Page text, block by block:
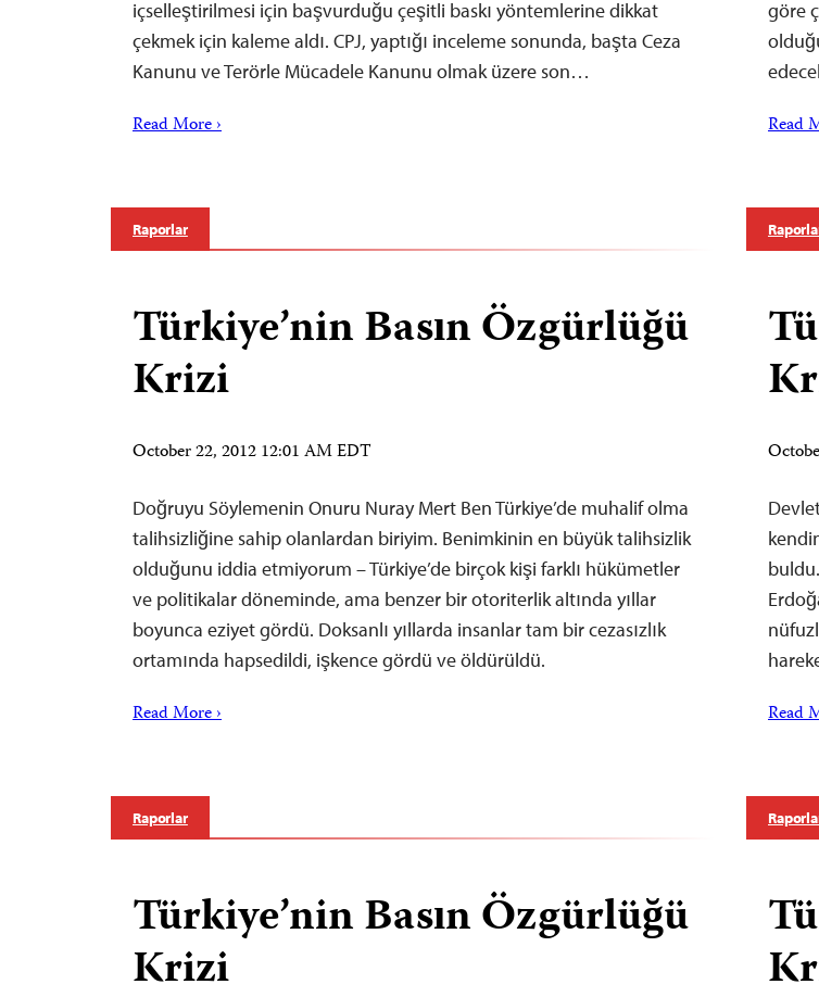
içselleştirilmesi için başvurduğu çeşitli baskı yöntemlerine dikkat
çekmek için kaleme aldı. CPJ, yaptığı inceleme sonunda, başta Ceza
Kanunu ve Terörle Mücadele Kanunu olmak üzere son…
Read More ›
göre
Read
Raporlar
Türkiye’nin Basın Özgürlüğü
Krizi
October 22, 2012 12:01 AM EDT
Doğruyu Söylemenin Onuru Nuray Mert Ben Türkiye’de muhalif olma
talihsizliğine sahip olanlardan biriyim. Benimkinin en büyük talihsizlik
olduğunu iddia etmiyorum – Türkiye’de birçok kişi farklı hükümetler
ve politikalar döneminde, ama benzer bir otoriterlik altında yıllar
boyunca eziyet gördü. Doksanlı yıllarda insanlar tam bir cezasızlık
ortamında hapsedildi, işkence gördü ve öldürüldü.
Read More › Read
Raporlar
Türkiye’nin Basın Özgürlüğü
Krizi